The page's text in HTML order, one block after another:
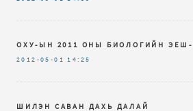
ОХУ-ЫН 2011 ОНЫ БИОЛОГИЙН
2012-05-01 14:25
ШИЛЭН САВАН ДАХЬ ДАЛАЙ